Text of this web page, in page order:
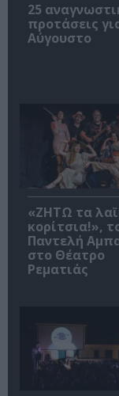
25
προτάσεις
Αύγουστο
«ΖΗΤΩ τα
κορίτσια!»,
Παντελή
στο Θέατρο
Ρεματιάς